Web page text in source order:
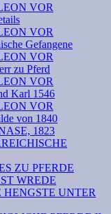
VOR
VOR
Gefangene
VOR
zu Pferd
VOR
Karl 1546
VOR
von 1840
1823
ZU PFERDE
WREDE
UNTER